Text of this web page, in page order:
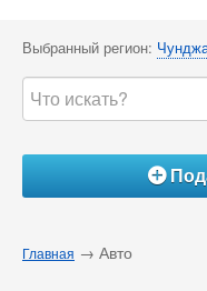
Выбранный регион:
Á
Главная → Авто